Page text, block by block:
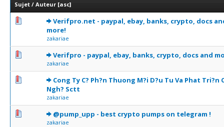
Sujet / Auteur [asc]
Verifpro.net - paypal, ebay, banks, crypto, docs
more!
zakariae
0 Votes - 0 sur 5 en moyenne
12345
Verifpro - paypal, ebay, banks, crypto, docs and
zakariae
0 Votes - 0 sur 5 en moyenne
12 3 45
Cong Ty C? Ph?n Thuong M?i D?u Tu Va Phat Tri?n
Ngh? Sctt
zakariae
0 Votes - 0 sur 5 en moyenne
12 34 5
@pump_upp - best crypto pumps on telegram !
zakariae
0 Votes - 0 sur 5 en moyenne
12 345